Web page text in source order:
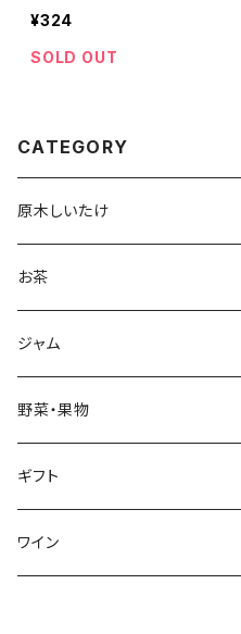
切ってしまうお料理向き】
¥324
SOLD OUT
CATEGORY
原木しいたけ
生しいたけ
干し椎茸
加工品
お茶
深蒸し茶
リーフ
ハーブティ
ティーバッグ
リーフ
加工品
くき茶
ジャム
野菜・果物
野菜
芋類
果物
ギフト
ワイン